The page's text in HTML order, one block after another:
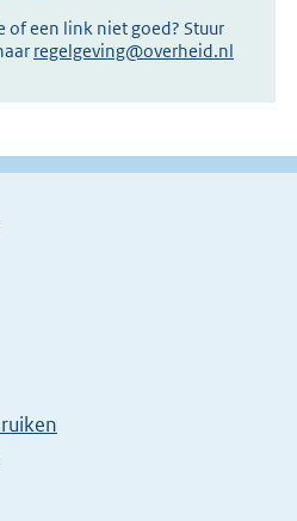
of een link niet goed? Stuur
regelgeving@overheid.nl